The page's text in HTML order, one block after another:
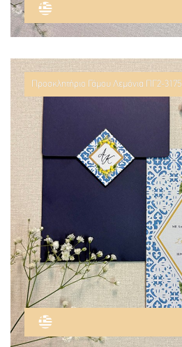
Προσκλητήριο Γάμου Λεμόνια ΠΓ2-3175